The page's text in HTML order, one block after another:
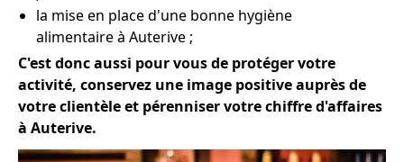
la mise en place d'une bonne hygiène
alimentaire à Auterive ;
C'est donc aussi pour vous de protéger votre
activité, conservez une image positive auprès de
votre clientèle et pérenniser votre chiffre d'affaires
à Auterive.